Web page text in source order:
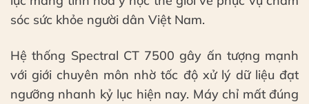
sóc sức khỏe người dân Việt Nam.
Hệ thống Spectral CT 7500 gây ấn tượng mạnh
với giới chuyên môn nhờ tốc độ xử lý dữ liệu đạt
ngưỡng nhanh kỷ lục hiện nay. Máy chỉ mất đúng